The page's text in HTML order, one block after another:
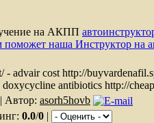
на АКПП
поможет наша Инструктор на
- advair cost http://
antibiotics http://
| Автор: asorh5hovb
0.0/0 |